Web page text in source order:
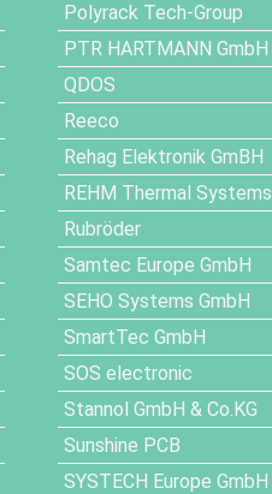
Polyrack Tech-Group
PTR HARTMANN GmbH
QDOS
Reeco
Rehag Elektronik GmBH
REHM Thermal Systems
Rubröder
Samtec Europe GmbH
SEHO Systems GmbH
SmartTec GmbH
SOS electronic
Stannol GmbH & Co.KG
Sunshine PCB
SYSTECH Europe GmbH